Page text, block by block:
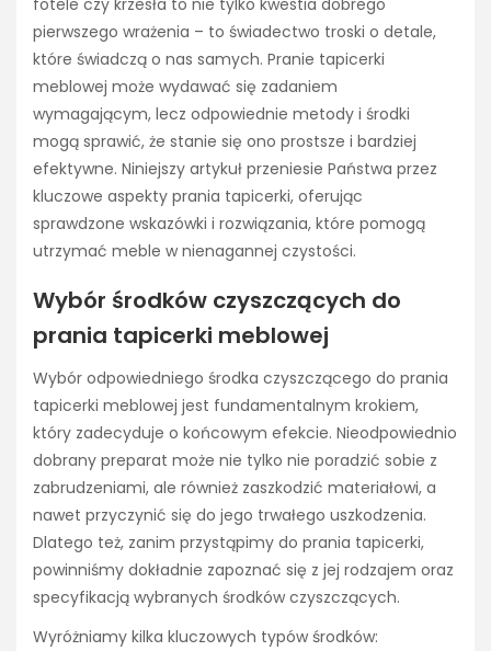
pierwszego wrażenia – to świadectwo troski o detale,
które świadczą o nas samych. Pranie tapicerki
meblowej może wydawać się zadaniem
wymagającym, lecz odpowiednie metody i środki
mogą sprawić, że stanie się ono prostsze i bardziej
efektywne. Niniejszy artykuł przeniesie Państwa przez
kluczowe aspekty prania tapicerki, oferując
sprawdzone wskazówki i rozwiązania, które pomogą
utrzymać meble w nienagannej czystości.
Wybór środków czyszczących do
prania tapicerki meblowej
Wybór odpowiedniego środka czyszczącego do prania
tapicerki meblowej jest fundamentalnym krokiem,
który zadecyduje o końcowym efekcie. Nieodpowiednio
dobrany preparat może nie tylko nie poradzić sobie z
zabrudzeniami, ale również zaszkodzić materiałowi, a
nawet przyczynić się do jego trwałego uszkodzenia.
Dlatego też, zanim przystąpimy do prania tapicerki,
powinniśmy dokładnie zapoznać się z jej rodzajem oraz
specyfikacją wybranych środków czyszczących.
Wyróżniamy kilka kluczowych typów środków: